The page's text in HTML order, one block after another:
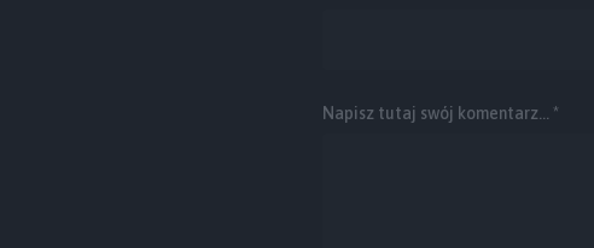
Napisz tutaj swój komentarz... *